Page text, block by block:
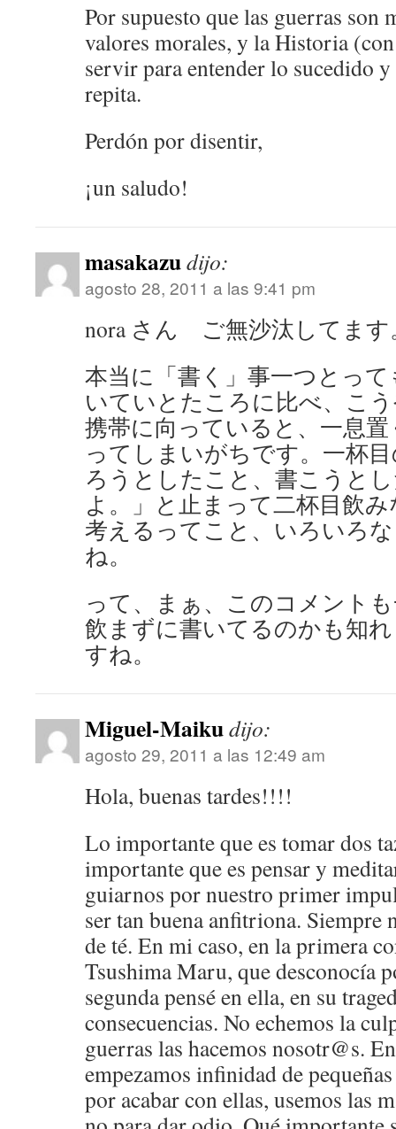
Por supuesto que las guerras son
valores morales, y la Historia
servir para entender lo sucedido y
repita.
Perdón por disentir,
¡un saludo!
masakazudijo:
agosto 28, 2011 a las 9:41 pm
nora さん ご無沙汰してます
本当に「書く」事一つとっ
いていとたころに比べ、こ
携帯に向っていると、一息
ってしまいがちです。一杯
ろうとしたこと、書こうと
よ。」と止まって二杯目飲
考えるってこと、いろいろ
ね。
って、まぁ、このコメント
飲まずに書いてるのかも知
すね。
Miguel-Maikudijo:
agosto 29, 2011 a las 12:49 am
Hola, buenas tardes!!!!
Lo importante que es tomar dos
importante que es pensar y
guiarnos por nuestro primer
ser tan buena anfitriona. Siempre
de té. En mi caso, en la primera
Tsushima Maru, que desconocía
segunda pensé en ella, en su
consecuencias. No echemos la
guerras las hacemos nosotr@s.
empezamos infinidad de
por acabar con ellas, usemos las